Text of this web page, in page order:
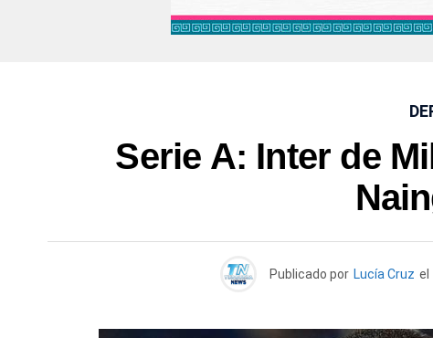
Serie A: Inter de
Publicado por Lucía Cruz el